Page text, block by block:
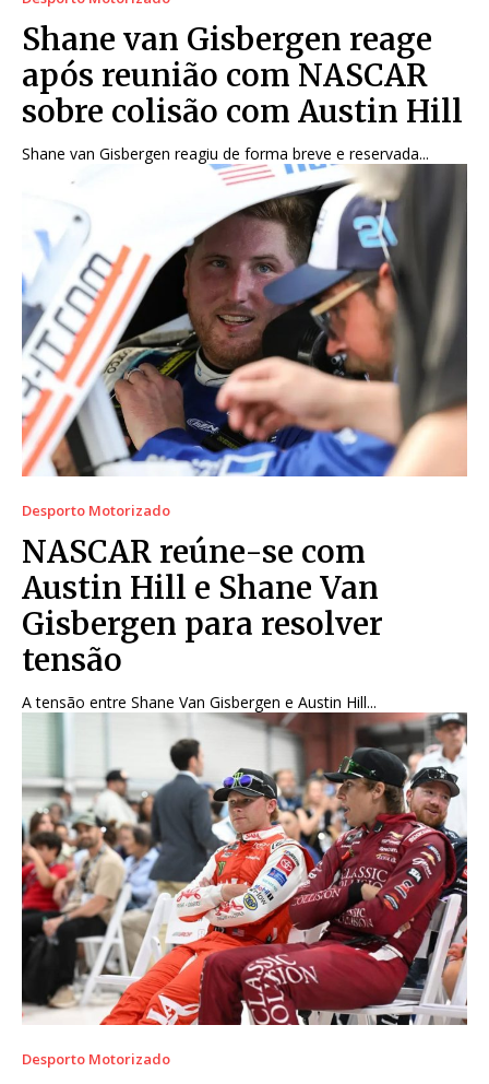
Shane van Gisbergen reage
após reunião com NASCAR
sobre colisão com Austin Hill
Shane van Gisbergen reagiu de forma breve e reservada...
Desporto Motorizado
NASCAR reúne-se com
Austin Hill e Shane Van
Gisbergen para resolver
tensão
A tensão entre Shane Van Gisbergen e Austin Hill...
Desporto Motorizado